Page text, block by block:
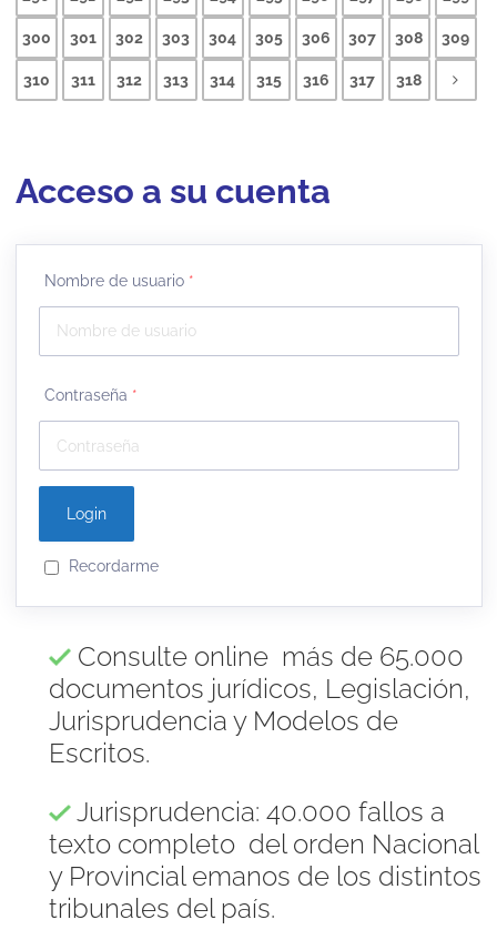
300 301 302 303 304 305 306 307 308 309
310 311 312 313 314 315 316 317 318
Acceso a su cuenta
Nombre de usuario *
Contraseña *
Recordarme
Consulte online más de 65.000
documentos jurídicos, Legislación,
Jurisprudencia y Modelos de
Escritos.
Jurisprudencia: 40.000 fallos a
texto completo del orden Nacional
y Provincial emanos de los distintos
tribunales del país.